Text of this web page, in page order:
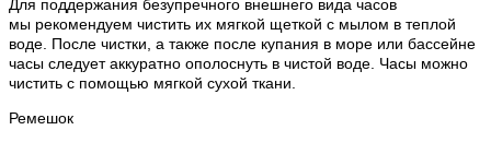
Для поддержания безупречного внешнего вида часов
мы рекомендуем чистить их мягкой щеткой с мылом в теплой
воде. После чистки, а также после купания в море или бассейне
часы следует аккуратно ополоснуть в чистой воде. Часы можно
чистить с помощью мягкой сухой ткани.
Ремешок